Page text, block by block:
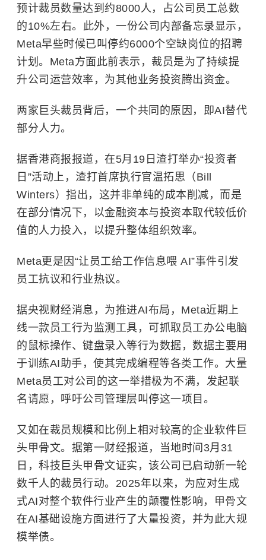
预计裁员数量达到约8000人，占公司员工总数
的10%左右。此外，一份公司内部备忘录显示，
Meta早些时候已叫停约6000个空缺岗位的招聘
计划。Meta方面此前表示，裁员是为了持续提
升公司运营效率，为其他业务投资腾出资金。
两家巨头裁员背后，一个共同的原因，即AI替代
部分人力。
据香港商报报道，在5月19日渣打举办“投资者
日”活动上，渣打首席执行官温拓思（Bill
Winters）指出，这并非单纯的成本削减，而是
在部分情况下，以金融资本与投资本取代较低价
值的人力投入，以提升整体组织效率。
Meta更是因“让员工给工作信息喂 AI”事件引发
员工抗议和行业热议。
据央视财经消息，为推进AI布局，Meta近期上
线一款员工行为监测工具，可抓取员工办公电脑
的鼠标操作、键盘录入等行为数据，数据主要用
于训练AI助手，使其完成编程等各类工作。大量
Meta员工对公司的这一举措极为不满，发起联
名请愿，呼吁公司管理层叫停这一项目。
又如在裁员规模和比例上相对较高的企业软件巨
头甲骨文。据第一财经报道，当地时间3月31
日，科技巨头甲骨文证实，该公司已启动新一轮
数千人的裁员行动。2025年以来，为应对生成
式AI对整个软件行业产生的颠覆性影响，甲骨文
在AI基础设施方面进行了大量投资，并为此大规
模举债。